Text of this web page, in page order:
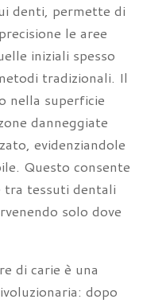
denti, permette di
le aree
iniziali spesso
tradizionali. Il
nella superficie
danneggiate
evidenziandole
Questo consente
tra tessuti dentali
solo dove
di carie è una
dopo